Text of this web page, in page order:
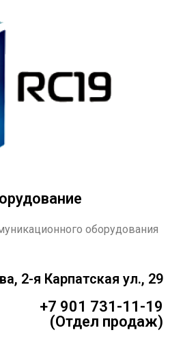
оборудования
2-я Карпатская ул., 29
+7 901 731-11-19
(Отдел продаж)